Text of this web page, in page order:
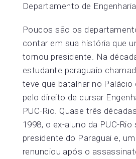
Departamento de
Poucos são os
contar em sua história que
tornou presidente. Na
estudante paraguaio
teve que batalhar no
pelo direito de cursar
PUC-Rio. Quase três
1998, o ex-aluno da PUC-Rio
presidente do Paraguai e,
renunciou após o